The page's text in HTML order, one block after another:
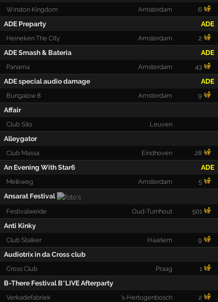
Winston Kingdom Amsterdam 6
ADE Preparty ADE
Heineken The City Amsterdam 2
ADE Smash & Bateria ADE
Panama Amsterdam 43
ADE special audio damage ADE
Bungalow 8 Amsterdam 9
Affair
Club Silo Leuven
Alleygator
Club Massa Eindhoven 28
An Evening With Star6 ADE
Melkweg Amsterdam 5
Ansarat Festival
Festivalweide Oud-Turnhout 501
Anti Kinky
Club Stalker Haarlem 9
Audiotrix in da Cross club
Cross Club Praag 1
B-There Festival B*LIVE Afterparty
Verkadefabriek 's-Hertogenbosch 2